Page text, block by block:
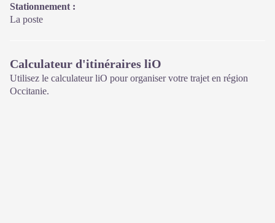
Stationnement :
La poste
Calculateur d'itinéraires liO
Utilisez le calculateur liO pour organiser votre trajet en région
Occitanie.